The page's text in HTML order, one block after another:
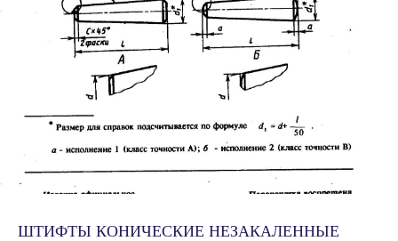
ШТИФТЫ КОНИЧЕСКИЕ НЕЗАКАЛЕННЫЕ